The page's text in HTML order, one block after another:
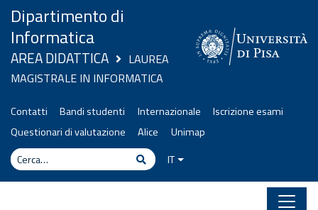
Vai al contenuto
Dipartimento di
Informatica
AREA DIDATTICA
LAUREA
MAGISTRALE IN INFORMATICA
Contatti Bandi studenti Internazionale
Iscrizione esami
Questionari di valutazione
Alice
Unimap
Cerca
CercaIT